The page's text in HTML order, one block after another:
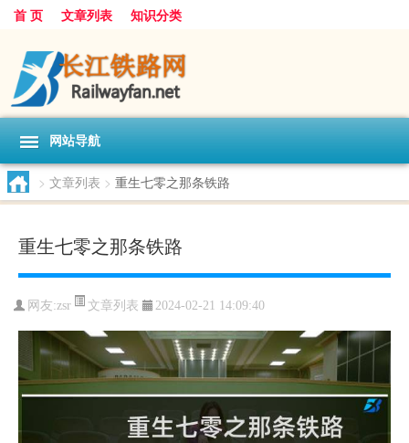
首 页 文章列表 知识分类
网站导航
> 文章列表 > 重生七零之那条铁路
重生七零之那条铁路
网友:zsr 文章列表 2024-02-21 14:09:40